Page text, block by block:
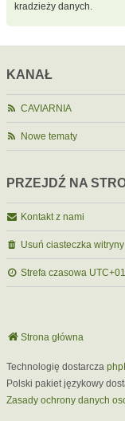
kradzieży danych.
KANAŁ
CAVIARNIA
Nowe tematy
PRZEJDŹ NA
Kontakt z nami
Usuń ciasteczka witryny
Strefa czasowa
Strona główna
Technologię dostarcza
Polski pakiet językowy
Zasady ochrony danych